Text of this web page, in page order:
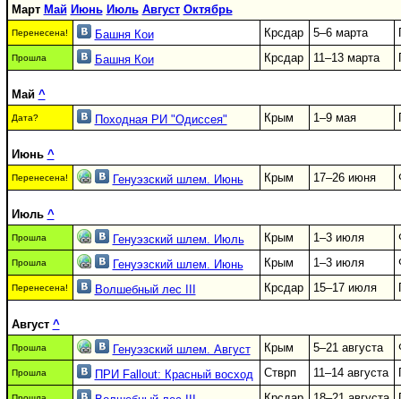
Март Май Июнь Июль Август Октябрь
Перенесена! Башня Кои Крсдар 5–6 марта
Прошла Башня Кои Крсдар 11–13 марта
Май ^
Дата? Походная РИ "Одиссея" Крым 1–9 мая
Июнь ^
Перенесена! Генуэзский шлем. Июнь Крым 17–26 июня
Июль ^
Прошла Генуэзский шлем. Июль Крым 1–3 июля
Прошла Генуэзский шлем. Июнь Крым 1–3 июля
Перенесена! Волшебный лес III Крсдар 15–17 июля
Август ^
Прошла Генуэзский шлем. Август Крым 5–21 августа
Прошла ПРИ Fallout: Красный восход Стврп 11–14 августа